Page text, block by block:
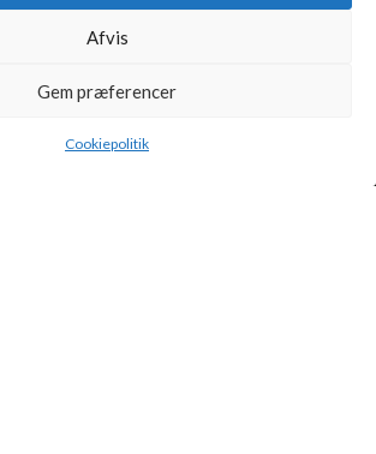
Afvis
Gem præferencer
Cookiepolitik